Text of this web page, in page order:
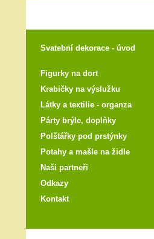
Svatební dekorace - úvod
Figurky na dort
Krabičky na výslužku
Látky a textilie - organza
Párty brýle, doplňky
Polštářky pod prstýnky
Potahy a mašle na židle
Naši partneři
Odkazy
Kontakt